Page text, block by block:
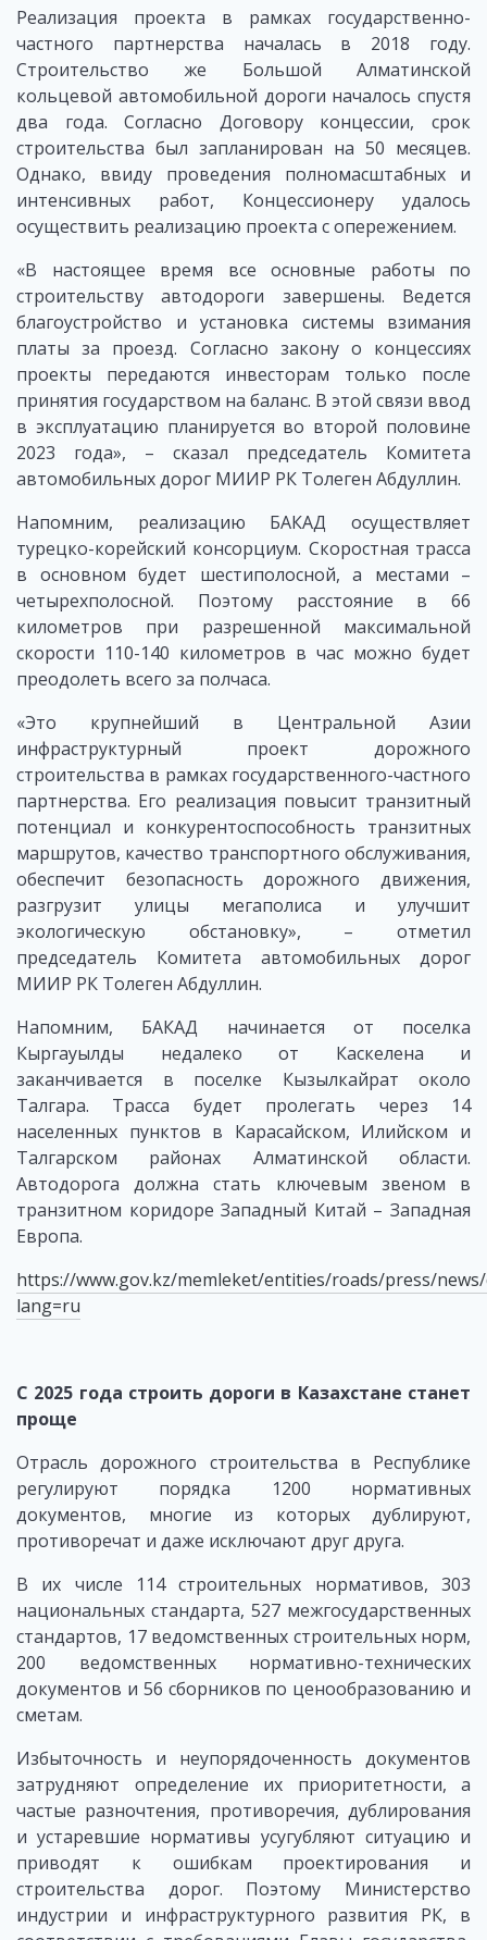
Реализация проекта в рамках государственно-
частного партнерства началась в 2018 году.
Строительство же Большой Алматинской
кольцевой автомобильной дороги началось спустя
два года. Согласно Договору концессии, срок
строительства был запланирован на 50 месяцев.
Однако, ввиду проведения полномасштабных и
интенсивных работ, Концессионеру удалось
осуществить реализацию проекта с опережением.
«В настоящее время все основные работы по
строительству автодороги завершены. Ведется
благоустройство и установка системы взимания
платы за проезд. Согласно закону о концессиях
проекты передаются инвесторам только после
принятия государством на баланс. В этой связи ввод
в эксплуатацию планируется во второй половине
2023 года», – сказал председатель Комитета
автомобильных дорог МИИР РК Толеген Абдуллин.
Напомним, реализацию БАКАД осуществляет
турецко-корейский консорциум. Скоростная трасса
в основном будет шестиполосной, а местами –
четырехполосной. Поэтому расстояние в 66
километров при разрешенной максимальной
скорости 110-140 километров в час можно будет
преодолеть всего за полчаса.
«Это крупнейший в Центральной Азии
инфраструктурный проект дорожного
строительства в рамках государственного-частного
партнерства. Его реализация повысит транзитный
потенциал и конкурентоспособность транзитных
маршрутов, качество транспортного обслуживания,
обеспечит безопасность дорожного движения,
разгрузит улицы мегаполиса и улучшит
экологическую обстановку», – отметил
председатель Комитета автомобильных дорог
МИИР РК Толеген Абдуллин.
Напомним, БАКАД начинается от поселка
Кыргауылды недалеко от Каскелена и
заканчивается в поселке Кызылкайрат около
Талгара. Трасса будет пролегать через 14
населенных пунктов в Карасайском, Илийском и
Талгарском районах Алматинской области.
Автодорога должна стать ключевым звеном в
транзитном коридоре Западный Китай – Западная
Европа.
https://www.gov.kz/memleket/entities/roads/press/
lang=ru
С 2025 года строить дороги в Казахстане станет
проще
Отрасль дорожного строительства в Республике
регулируют порядка 1200 нормативных
документов, многие из которых дублируют,
противоречат и даже исключают друг друга.
В их числе 114 строительных нормативов, 303
национальных стандарта, 527 межгосударственных
стандартов, 17 ведомственных строительных норм,
200 ведомственных нормативно-технических
документов и 56 сборников по ценообразованию и
сметам.
Избыточность и неупорядоченность документов
затрудняют определение их приоритетности, а
частые разночтения, противоречия, дублирования
и устаревшие нормативы усугубляют ситуацию и
приводят к ошибкам проектирования и
строительства дорог. Поэтому Министерство
индустрии и инфраструктурного развития РК, в